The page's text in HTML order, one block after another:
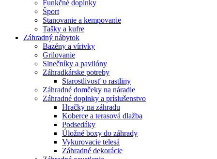
Funkčné doplnky
Šport
Stanovanie a kempovanie
Tašky a kufre
Záhradný nábytok
Bazény a vírivky
Grilovanie
Slnečníky a pavilóny
Záhradkárske potreby
Starostlivosť o rastliny
Záhradné domčeky na náradie
Záhradné doplnky a príslušenstvo
Hračky na záhradu
Koberce a terasová dlažba
Podsedáky
Úložné boxy do záhrady
Vykurovacie telesá
Záhradné dekorácie